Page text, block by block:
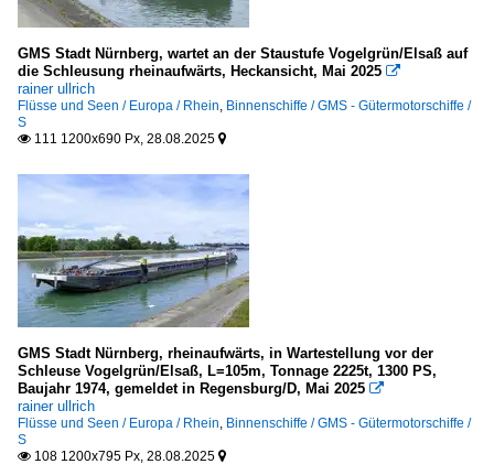
GMS Stadt Nürnberg, wartet an der Staustufe Vogelgrün/Elsaß auf
die Schleusung rheinaufwärts, Heckansicht, Mai 2025 
rainer ullrich
Flüsse und Seen / Europa / Rhein, Binnenschiffe / GMS - Gütermotorschiffe /
S
 111 1200x690 Px, 28.08.2025 
GMS Stadt Nürnberg, rheinaufwärts, in Wartestellung vor der
Schleuse Vogelgrün/Elsaß, L=105m, Tonnage 2225t, 1300 PS,
Baujahr 1974, gemeldet in Regensburg/D, Mai 2025 
rainer ullrich
Flüsse und Seen / Europa / Rhein, Binnenschiffe / GMS - Gütermotorschiffe /
S
 108 1200x795 Px, 28.08.2025 